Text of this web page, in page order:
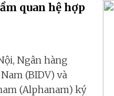
quan hệ hợp
Ngân hàng
(BIDV) và
(Alphanam) ký